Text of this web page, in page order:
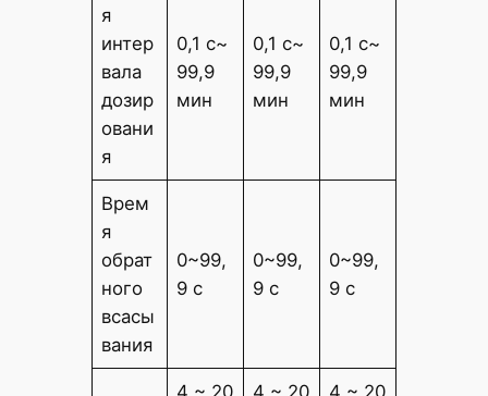
я
интер
вала
дозир
овани
я
0,1 с~
99,9
мин
0,1 с~
99,9
мин
0,1 с~
99,9
мин
Врем
я
обрат
ного
всасы
вания
0~99,
9 с
0~99,
9 с
0~99,
9 с